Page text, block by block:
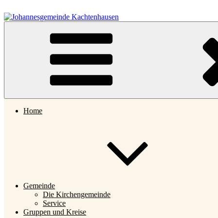
Inhalt
springen
Johannesgemeinde Kachtenhausen
Home
Gemeinde
Die Kirchengemeinde
Service
Gruppen und Kreise